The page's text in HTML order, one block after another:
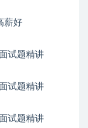
薪好
试题精讲
试题精讲
试题精讲